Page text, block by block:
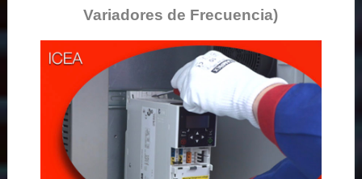
Variadores de Frecuencia)